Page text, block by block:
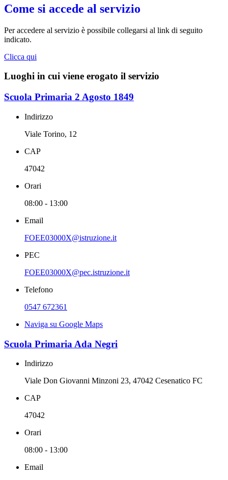
Come si accede al servizio
Per accedere al servizio è possibile collegarsi al link di seguito
indicato.
Clicca qui
Luoghi in cui viene erogato il servizio
Scuola Primaria 2 Agosto 1849
Indirizzo
Viale Torino, 12
CAP
47042
Orari
08:00 - 13:00
Email
FOEE03000X@istruzione.it
PEC
FOEE03000X@pec.istruzione.it
Telefono
0547 672361
Naviga su Google Maps
Scuola Primaria Ada Negri
Indirizzo
Viale Don Giovanni Minzoni 23, 47042 Cesenatico FC
CAP
47042
Orari
08:00 - 13:00
Email